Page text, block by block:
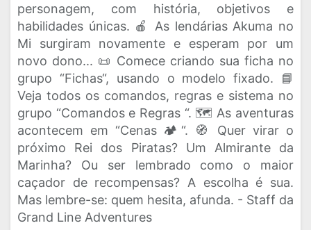
personagem, com história, objetivos e
habilidades únicas. 🍎 As lendárias Akuma no
Mi surgiram novamente e esperam por um
novo dono... 📜 Comece criando sua ficha no
grupo “Fichas“, usando o modelo fixado. 📘
Veja todos os comandos, regras e sistema no
grupo “Comandos e Regras “. 🗺️ As aventuras
acontecem em “Cenas 🏕“. 🧭 Quer virar o
próximo Rei dos Piratas? Um Almirante da
Marinha? Ou ser lembrado como o maior
caçador de recompensas? A escolha é sua.
Mas lembre-se: quem hesita, afunda. - Staff da
Grand Line Adventures